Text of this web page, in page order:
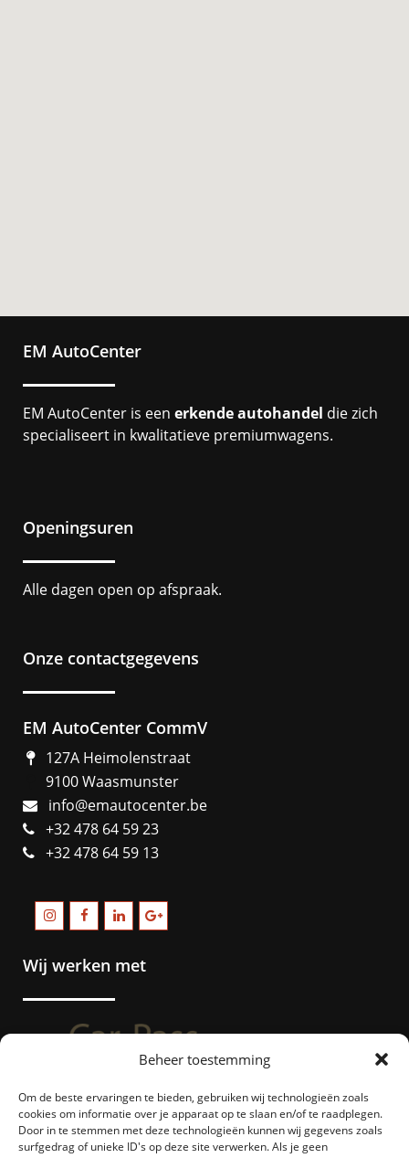
Beheer toestemming
Om de beste ervaringen te bieden, gebruiken wij technologieën zoals
cookies om informatie over je apparaat op te slaan en/of te raadplegen.
Door in te stemmen met deze technologieën kunnen wij gegevens zoals
surfgedrag of unieke ID's op deze site verwerken. Als je geen
EM AutoCenter
EM AutoCenter is een erkende autohandel die zich
specialiseert in kwalitatieve premiumwagens.
Openingsuren
Alle dagen open op afspraak.
Onze contactgegevens
EM AutoCenter CommV
127A Heimolenstraat
9100 Waasmunster
info@emautocenter.be
+32 478 64 59 23
+32 478 64 59 13
Wij werken met